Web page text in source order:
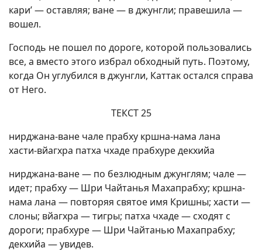
кари’ — оставляя; ване — в джунгли; правешила —
вошел.
Господь не пошел по дороге, которой пользовались
все, а вместо этого избрал обходный путь. Поэтому,
когда Он углубился в джунгли, Каттак остался справа
от Него.
ТЕКСТ 25
нирджана-ване чале прабху кршна-нама лана
хасти-вйагхра патха чхаде прабхуре декхийа
нирджана-ване — по безлюдным джунглям; чале —
идет; прабху — Шри Чайтанья Махапрабху; кршна-
нама лана — повторяя святое имя Кришны; хасти —
слоны; вйагхра — тигры; патха чхаде — сходят с
дороги; прабхуре — Шри Чайтанью Махапрабху;
декхийа — увидев.